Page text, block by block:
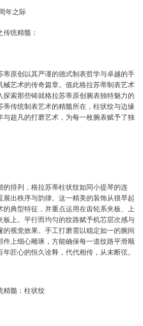
年之际
统精髓：
蒂原创以其严谨的德式制表哲学与卓越的手
械艺术的传奇篇章。值此格拉苏蒂制表艺术
索那些铸就格拉苏蒂原创腕表独特魅力的
蒂传统制表艺术的精髓所在，柱状纹与边缘
超凡的打磨艺术，为每一枚腕表赋予了独
的排列，格拉苏蒂柱状纹如同小提琴的连
出秩序与韵律。这一精美的装饰从很早起
典型特征，并重点运用在齿轮系夹板、上
板上。平行而均匀的纹路赋予机芯层次感与
视觉效果。手工打磨需以稳定如一的腕间
件上细心雕琢，方能确保每一道纹路平滑顺
匠心的恒久诠释，代代相传，从未断弦。
精髓：柱状纹